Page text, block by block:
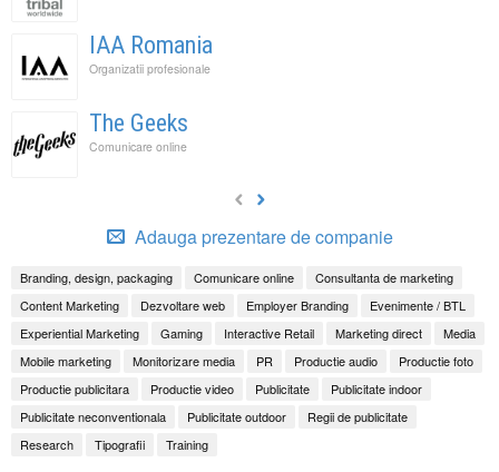
IAA Romania
Organizatii profesionale
The Geeks
Comunicare online
Adauga prezentare de companie
Branding, design, packaging Comunicare online
Consultanta de marketing
Content Marketing
Dezvoltare web Employer Branding
Evenimente / BTL
Experiential Marketing
Gaming Interactive Retail Marketing direct
Media
Mobile marketing
Monitorizare media PR Productie audio
Productie foto
Productie publicitara
Productie video Publicitate
Publicitate indoor
Publicitate neconventionala
Publicitate outdoor
Regii de publicitate
Research
Tipografii Training